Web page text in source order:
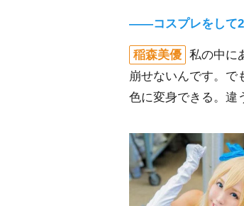
――コスプレをして2
稲森美優 私の中に
崩せないんです。で
色に変身できる。違